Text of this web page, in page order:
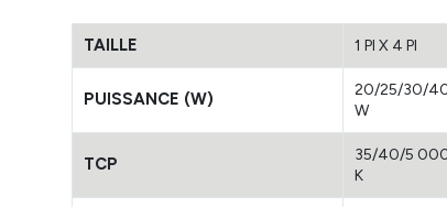
TAILLE 1 PI X 4 PI
PUISSANCE (W)
20/25/30/
W
TCP
35/40/5
K